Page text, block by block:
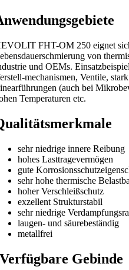
FHT-OM 250 eignet
von
und OEMs.
mechanismen, Ventile,
(auch bei
Temperaturen etc.
sehr niedrige innere Reibung
hohes Lasttragevermögen
gute
sehr hohe thermische
hoher Verschleißschutz
exzellent Strukturstabil
sehr niedrige
laugen- und säurebeständig
metallfrei
Verfügbare Gebinde